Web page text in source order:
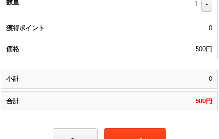
1 -
0
500円
0
500円